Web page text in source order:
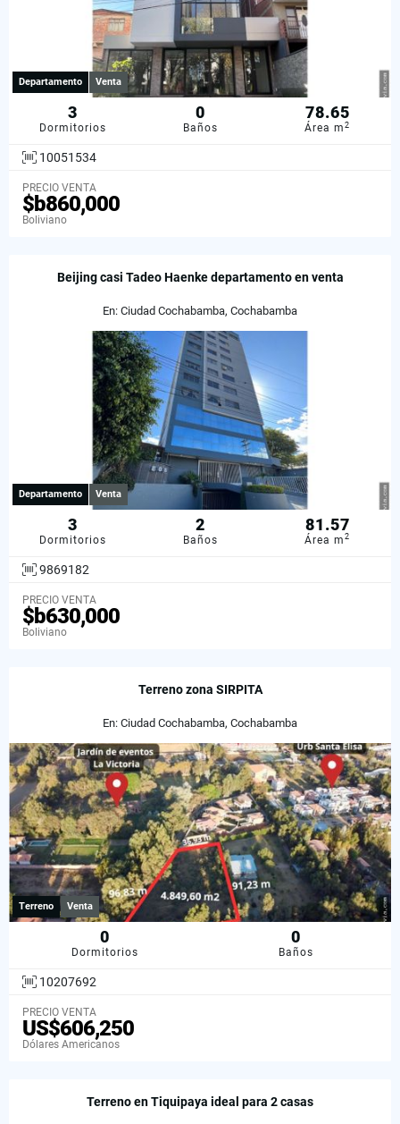
Departamento Venta
3
Dormitorios
0
Baños
78.65
Área m2
10051534
PRECIO VENTA
$b860,000
Boliviano
Beijing casi Tadeo Haenke departamento en venta
En: Ciudad Cochabamba, Cochabamba
Departamento Venta
3
Dormitorios
2
Baños
81.57
Área m2
9869182
PRECIO VENTA
$b630,000
Boliviano
Terreno zona SIRPITA
En: Ciudad Cochabamba, Cochabamba
Terreno Venta
0
Dormitorios
0
Baños
10207692
PRECIO VENTA
US$606,250
Dólares Americanos
Terreno en Tiquipaya ideal para 2 casas